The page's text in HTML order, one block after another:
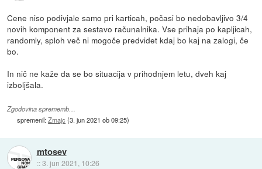
Cene niso podivjale samo pri karticah, počasi bo nedobavljivo 3/4
novih komponent za sestavo računalnika. Vse prihaja po kapljicah,
randomly, sploh več ni mogoče predvidet kdaj bo kaj na zalogi, če
bo.
In nič ne kaže da se bo situacija v prihodnjem letu, dveh kaj
izboljšala.
Zgodovina sprememb…
spremenil:Zmajc (3. jun 2021 ob 09:25)
mtosev
::3. jun 2021, 10:26